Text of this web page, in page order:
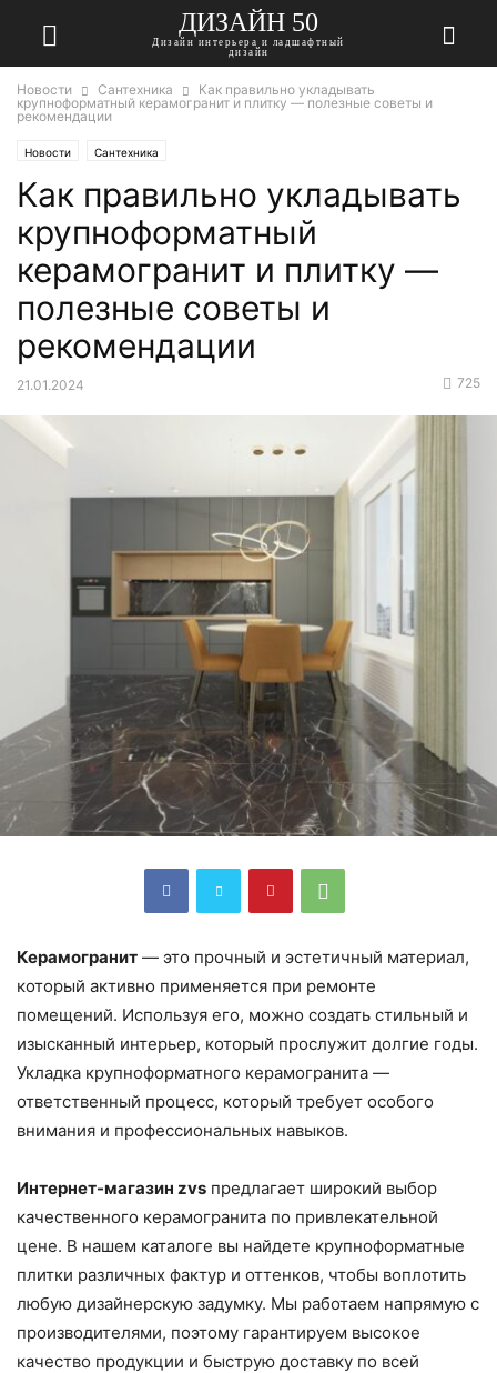
ДИЗАЙН 50
Дизайн интерьера и ладшафтный
дизайн
Новости Сантехника
Как правильно укладывать
крупноформатный керамогранит и плитку — полезные советы и
рекомендации
Новости Сантехника
Как правильно укладывать
крупноформатный
керамогранит и плитку —
полезные советы и
рекомендации
21.01.2024 725
Керамогранит — это прочный и эстетичный материал,
который активно применяется при ремонте
помещений. Используя его, можно создать стильный и
изысканный интерьер, который прослужит долгие годы.
Укладка крупноформатного керамогранита —
ответственный процесс, который требует особого
внимания и профессиональных навыков.
Интернет-магазин zvs предлагает широкий выбор
качественного керамогранита по привлекательной
цене. В нашем каталоге вы найдете крупноформатные
плитки различных фактур и оттенков, чтобы воплотить
любую дизайнерскую задумку. Мы работаем напрямую с
производителями, поэтому гарантируем высокое
качество продукции и быструю доставку по всей